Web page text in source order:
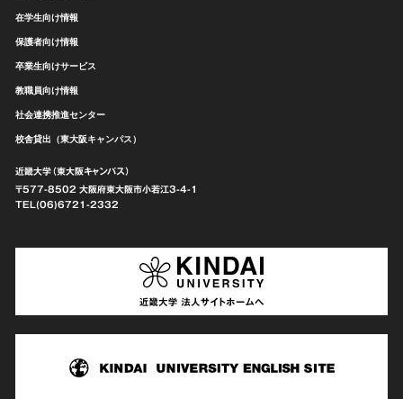
在学生向け情報
保護者向け情報
卒業生向けサービス
教職員向け情報
社会連携推進センター
校舎貸出（東大阪キャンパス）
近畿大学（東大阪キャンパス）
〒577-8502 大阪府東大阪市小若江3-4-1
TEL(06)6721-2332